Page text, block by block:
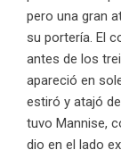
pero una gran
su portería. El
antes de los
apareció en
estiró y atajó
tuvo Mannise,
dio en el lado